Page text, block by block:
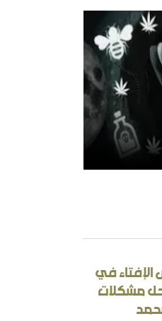
الجديد
الإفتاء في
مشكلات